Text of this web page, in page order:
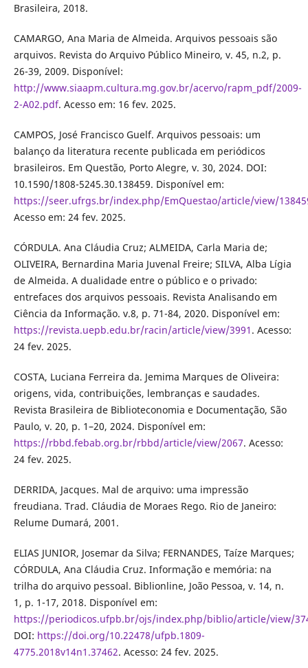
Brasileira, 2018.
CAMARGO, Ana Maria de Almeida. Arquivos pessoais são
arquivos. Revista do Arquivo Público Mineiro, v. 45, n.2, p.
26-39, 2009. Disponível:
http://www.siaapm.cultura.mg.gov.br/acervo/rapm_pdf/2009-
2-A02.pdf. Acesso em: 16 fev. 2025.
CAMPOS, José Francisco Guelf. Arquivos pessoais: um
balanço da literatura recente publicada em periódicos
brasileiros. Em Questão, Porto Alegre, v. 30, 2024. DOI:
10.1590/1808-5245.30.138459. Disponível em:
https://seer.ufrgs.br/index.php/EmQuestao/article/view/
Acesso em: 24 fev. 2025.
CÓRDULA. Ana Cláudia Cruz; ALMEIDA, Carla Maria de;
OLIVEIRA, Bernardina Maria Juvenal Freire; SILVA, Alba Lígia
de Almeida. A dualidade entre o público e o privado:
entrefaces dos arquivos pessoais. Revista Analisando em
Ciência da Informação. v.8, p. 71-84, 2020. Disponível em:
https://revista.uepb.edu.br/racin/article/view/3991 . Acesso:
24 fev. 2025.
COSTA, Luciana Ferreira da. Jemima Marques de Oliveira:
origens, vida, contribuições, lembranças e saudades.
Revista Brasileira de Biblioteconomia e Documentação, São
Paulo, v. 20, p. 1–20, 2024. Disponível em:
https://rbbd.febab.org.br/rbbd/article/view/2067. Acesso:
24 fev. 2025.
DERRIDA, Jacques. Mal de arquivo: uma impressão
freudiana. Trad. Cláudia de Moraes Rego. Rio de Janeiro:
Relume Dumará, 2001.
ELIAS JUNIOR, Josemar da Silva; FERNANDES, Taíze Marques;
CÓRDULA, Ana Cláudia Cruz. Informação e memória: na
trilha do arquivo pessoal. Biblionline, João Pessoa, v. 14, n.
1, p. 1-17, 2018. Disponível em:
https://periodicos.ufpb.br/ojs/index.php/biblio/article/view/
DOI: https://doi.org/10.22478/ufpb.1809-
4775.2018v14n1.37462. Acesso: 24 fev. 2025.